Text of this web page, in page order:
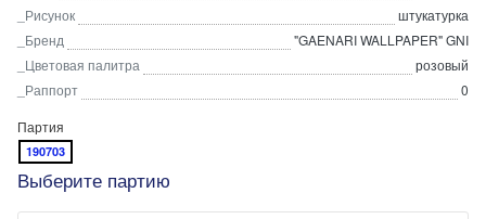
_Рисунок
штукатурка
_Бренд
"GAENARI WALLPAPER" GNI
_Цветовая палитра
розовый
_Раппорт
0
Партия
190703
Выберите партию